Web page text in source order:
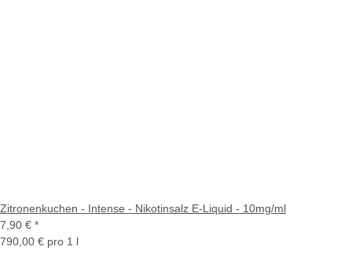
Zitronenkuchen - Intense - Nikotinsalz E-Liquid - 10mg/ml
7,90 € *
790,00 € pro 1 l